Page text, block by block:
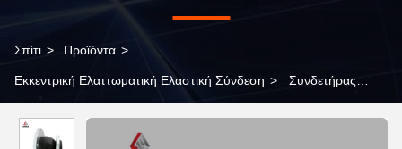
Σπίτι > Προϊόντα >
Εκκεντρική Ελαττωματική Ελαστική Σύνδεση > Συνδετήρας
γήρανσης Αντίσταση σε δονήσεις